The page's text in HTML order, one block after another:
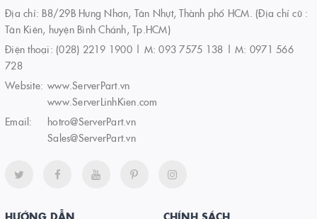
Địa chỉ: B8/29B Hưng Nhơn, Tân Nhựt, Thành phố HCM. (Địa chỉ cũ :
Tân Kiên, huyện Bình Chánh, Tp.HCM)
Điện thoại: (028) 2219 1900 | M: 093 7575 138 | M: 0971 566
728
Website: www.ServerPart.vn
www.ServerLinhKien.com
Email:
hotro@ServerPart.vn
Sales@ServerPart.vn
HƯỚNG DẪN CHÍNH SÁCH